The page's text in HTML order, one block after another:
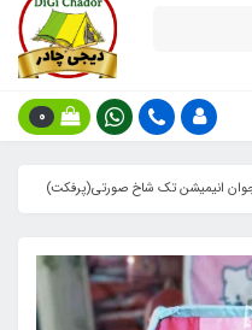
0
انیمیشن تک شاخ صورتی(پرفکت)